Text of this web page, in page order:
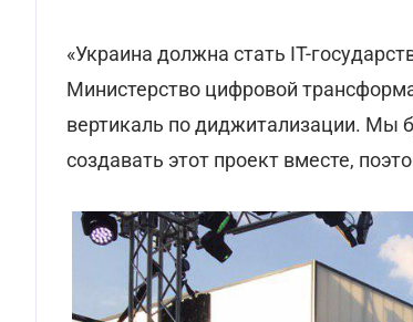
«Украина должна стать IT-
Министерство цифровой
вертикаль по диджитализации. Мы
создавать этот проект вместе,